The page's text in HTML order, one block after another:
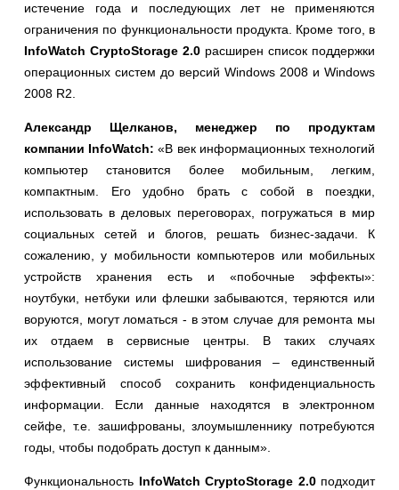
истечение года и последующих лет не применяются
ограничения по функциональности продукта. Кроме того, в
InfoWatch CryptoStorage 2.0 расширен список поддержки
операционных систем до версий Windows 2008 и Windows
2008 R2.
Александр Щелканов, менеджер по продуктам
компании InfoWatch: «В век информационных технологий
компьютер становится более мобильным, легким,
компактным. Его удобно брать с собой в поездки,
использовать в деловых переговорах, погружаться в мир
социальных сетей и блогов, решать бизнес-задачи. К
сожалению, у мобильности компьютеров или мобильных
устройств хранения есть и «побочные эффекты»:
ноутбуки, нетбуки или флешки забываются, теряются или
воруются, могут ломаться - в этом случае для ремонта мы
их отдаем в сервисные центры. В таких случаях
использование системы шифрования – единственный
эффективный способ сохранить конфиденциальность
информации. Если данные находятся в электронном
сейфе, т.е. зашифрованы, злоумышленнику потребуются
годы, чтобы подобрать доступ к данным».
Функциональность InfoWatch CryptoStorage 2.0 подходит